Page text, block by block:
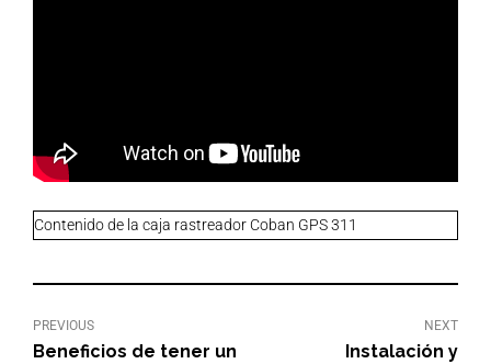
Contenido de la caja rastreador Coban GPS 311
PREVIOUS
Beneficios de tener un
NEXT
Instalación y